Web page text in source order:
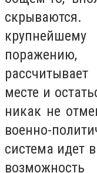
месте и
никак не
военно-
система идет